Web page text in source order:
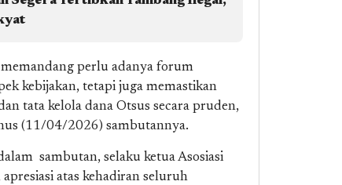
memandang perlu adanya forum
kebijakan, tetapi juga memastikan
tata kelola dana Otsus secara pruden,
(11/04/2026) sambutannya.
sambutan, selaku ketua Asosiasi
atas kehadiran seluruh